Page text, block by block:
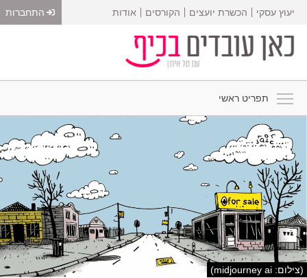
יעוץ עסקי הכשרת יועצים הקורסים אודות התחברות
תפריט ראשי
(צילום: midjourney ai)